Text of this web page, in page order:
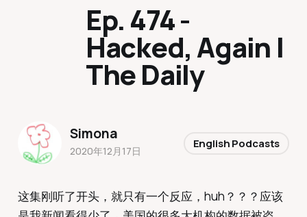
这集刚听了开头，就只有一个反应，huh？？？应该
Ep. 474 -
Hacked, Again |
The Daily
Simona
2020年12月17日
English Podcasts